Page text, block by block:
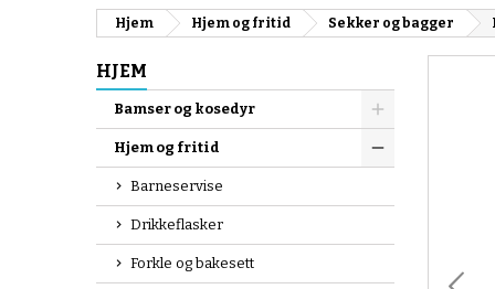
Hjem Hjem og fritid Sekker og bagger
HJEM
Bamser og kosedyr
Hjem og fritid
Barneservise
Drikkeflasker
Forkle og bakesett